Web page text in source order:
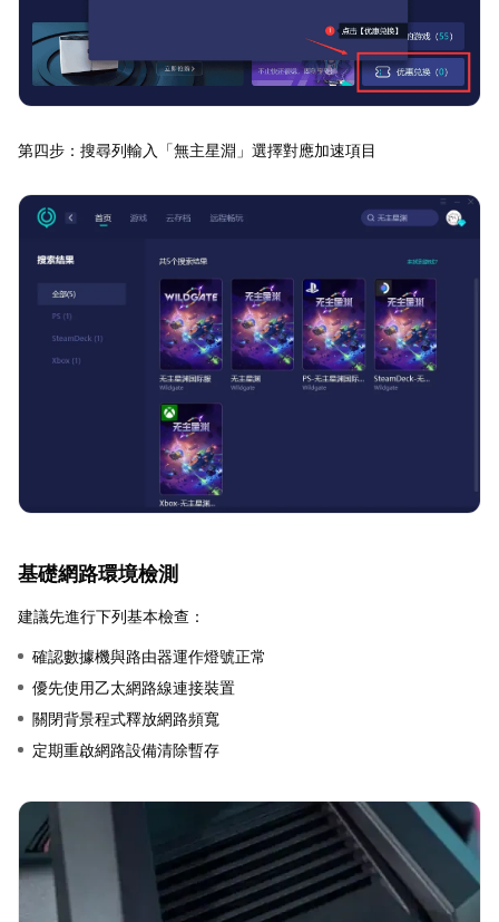
第四步：搜尋列輸入「無主星淵」選擇對應加速項目
基礎網路環境檢測
建議先進行下列基本檢查：
確認數據機與路由器運作燈號正常
優先使用乙太網路線連接裝置
關閉背景程式釋放網路頻寬
定期重啟網路設備清除暫存